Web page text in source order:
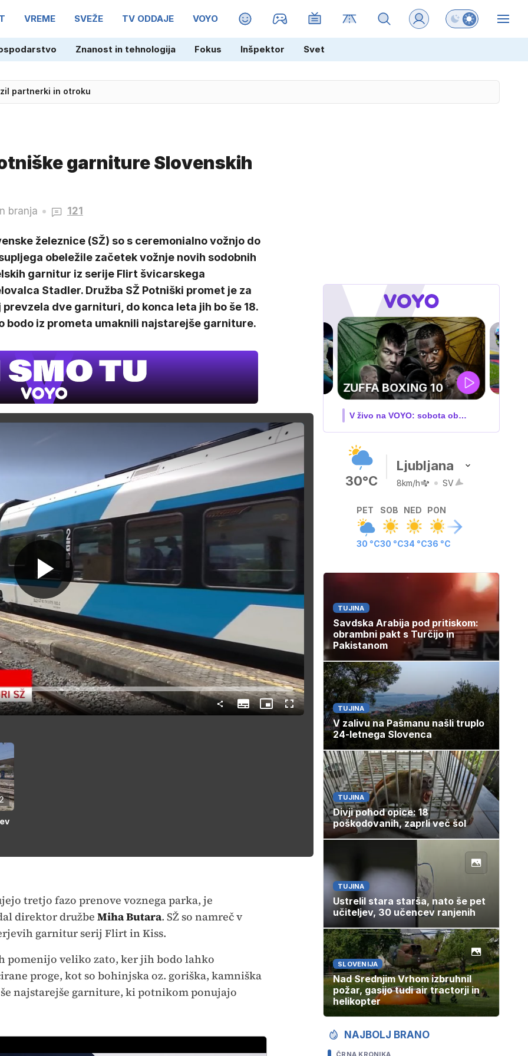
VREME SVEŽE TV ODDAJE VOYO MAGAZIN Preklopi barvni
Znanost in tehnologija Fokus Inšpektor Svet
partnerki in otroku
garniture Slovenskih
branja 121
železnice (SŽ) so s ceremonialno vožnjo do
obeležile začetek vožnje novih sodobnih
garnitur iz serije Flirt švicarskega
Stadler. Družba SŽ Potniški promet je za
prevzela dve garnituri, do konca leta jih bo še 18.
bodo iz prometa umaknili najstarejše garniture.
Predvajaj
SubtitlesSlika
v
Celozaslonski
način
tretjo fazo prenove voznega parka, je
direktor družbe Miha Butara. SŽ so namreč v
garnitur serij Flirt in Kiss.
pomenijo veliko zato, ker jih bodo lahko
proge, kot so bohinjska oz. goriška, kamniška
najstarejše garniture, ki potnikom ponujajo
MOTOGP . VN
VELIKE BRITANIJE
V živo na VOYO: PET-NED
30°C
Ljubljana
8km/h SV
PET
30 °C
SOB
30 °C
NED
34 °C
PON
36 °C
TUJINA
Savdska Arabija pod pritiskom:
obrambni pakt s Turčijo in
Pakistanom
TUJINA
V zalivu na Pašmanu našli truplo
24-letnega Slovenca
TUJINA
Divji pohod opice: 18
poškodovanih, zaprli več šol
TUJINA
Ustrelil stara starša, nato še pet
učiteljev, 30 učencev ranjenih
SLOVENIJA
Nad Srednjim Vrhom izbruhnil
požar, gasijo tudi air tractorji in
helikopter
NAJBOLJ BRANO